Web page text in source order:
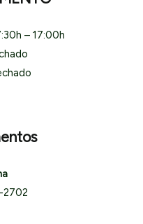
– 17:00h
2702